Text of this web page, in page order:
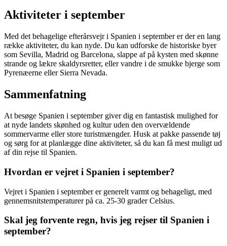
Aktiviteter i september
Med det behagelige efterårsvejr i Spanien i september er der en lang
række aktiviteter, du kan nyde. Du kan udforske de historiske byer
som Sevilla, Madrid og Barcelona, slappe af på kysten med skønne
strande og lækre skaldyrsretter, eller vandre i de smukke bjerge som
Pyrenæerne eller Sierra Nevada.
Sammenfatning
At besøge Spanien i september giver dig en fantastisk mulighed for
at nyde landets skønhed og kultur uden den overvældende
sommervarme eller store turistmængder. Husk at pakke passende tøj
og sørg for at planlægge dine aktiviteter, så du kan få mest muligt ud
af din rejse til Spanien.
Hvordan er vejret i Spanien i september?
Vejret i Spanien i september er generelt varmt og behageligt, med
gennemsnitstemperaturer på ca. 25-30 grader Celsius.
Skal jeg forvente regn, hvis jeg rejser til Spanien i
september?